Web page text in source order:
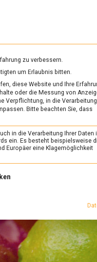
zu verbessern.
um Erlaubnis bitten.
diese Website und Ihre
oder die Messung von
Verpflichtung, in die Verarbeitung
Bitte beachten Sie, dass
in die Verarbeitung Ihrer Daten
ein. Es besteht beispielsweise
Europäer eine Klagemöglichkeit
Gruppe ist